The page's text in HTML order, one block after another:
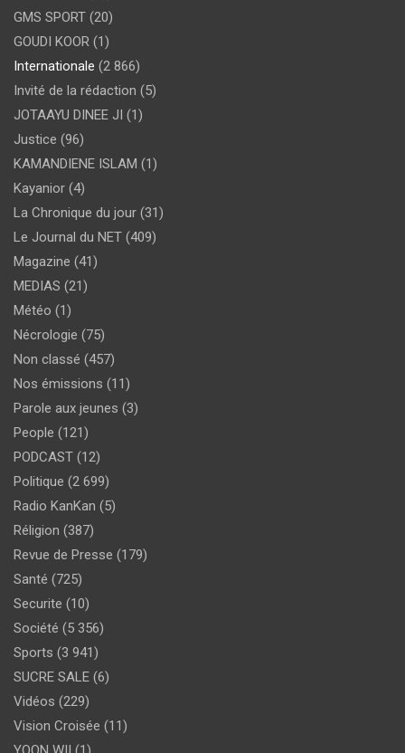
GMS SPORT (20)
GOUDI KOOR (1)
Internationale (2 866)
Invité de la rédaction (5)
JOTAAYU DINEE JI (1)
Justice (96)
KAMANDIENE ISLAM (1)
Kayanior (4)
La Chronique du jour (31)
Le Journal du NET (409)
Magazine (41)
MEDIAS (21)
Météo (1)
Nécrologie (75)
Non classé (457)
Nos émissions (11)
Parole aux jeunes (3)
People (121)
PODCAST (12)
Politique (2 699)
Radio KanKan (5)
Réligion (387)
Revue de Presse (179)
Santé (725)
Securite (10)
Société (5 356)
Sports (3 941)
SUCRE SALE (6)
Vidéos (229)
Vision Croisée (11)